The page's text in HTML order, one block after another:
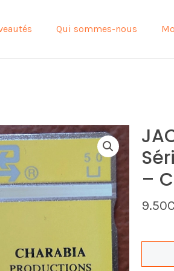
Qui sommes-nous
–
9.50